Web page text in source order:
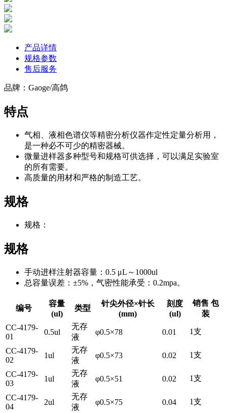
产品详情
规格参数
售后服务
品牌：Gaoge/高鸽
特点
气相、液相色谱仪等精密分析仪器作定性定量分析用，
是一种必不可少的精密器械。
微量进样器多种型号和规格可供选择，可以满足实验室
的所有需要。
高质量的用材和严格的制造工艺。
规格
规格：
规格
手动进样注射器容量：0.5 μL～1000ul
总容量误差：±5%，气密性能承受：0.2mpa。
编号
容量
(ul)
类型
针尖外径×针长
(mm)
刻度
(ul)
销售 包
装
CC-4179-
01
0.5ul
无存
液
φ0.5×78 0.01 1支
CC-4179-
02
1ul
无存
液
φ0.5×73 0.02 1支
CC-4179-
03
1ul
无存
液
φ0.5×51 0.02 1支
CC-4179-
04
2ul
无存
液
φ0.5×75 0.04 1支